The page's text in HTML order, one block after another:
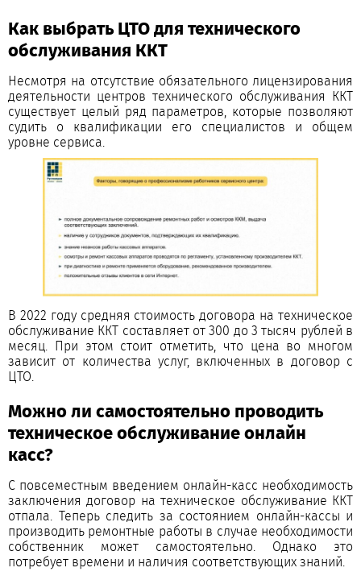
Как выбрать ЦТО для технического
обслуживания ККТ
Несмотря на отсутствие обязательного лицензирования
деятельности центров технического обслуживания ККТ
существует целый ряд параметров, которые позволяют
судить о квалификации его специалистов и общем
уровне сервиса.
В 2022 году средняя стоимость договора на техническое
обслуживание ККТ составляет от 300 до 3 тысяч рублей в
месяц. При этом стоит отметить, что цена во многом
зависит от количества услуг, включенных в договор с
ЦТО.
Можно ли самостоятельно проводить
техническое обслуживание онлайн
касс?
С повсеместным введением онлайн-касс необходимость
заключения договор на техническое обслуживание ККТ
отпала. Теперь следить за состоянием онлайн-кассы и
производить ремонтные работы в случае необходимости
собственник может самостоятельно. Однако это
потребует времени и наличия соответствующих знаний.